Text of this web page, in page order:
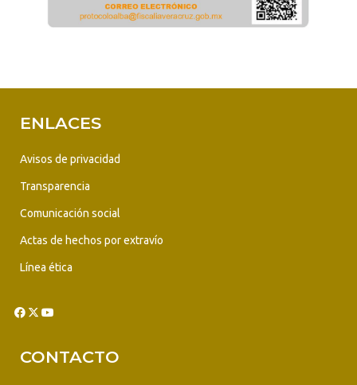
ENLACES
Avisos de privacidad
Transparencia
Comunicación social
Actas de hechos por extravío
Línea ética
CONTACTO